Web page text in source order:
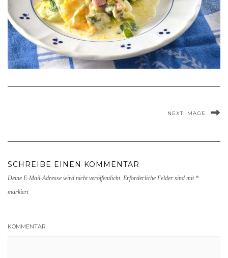
NEXT IMAGE
SCHREIBE EINEN KOMMENTAR
Deine E-Mail-Adresse wird nicht veröffentlicht. Erforderliche Felder sind mit *
markiert
KOMMENTAR